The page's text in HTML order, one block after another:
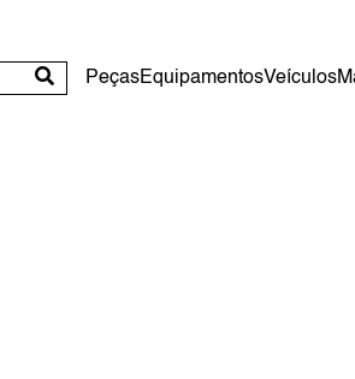
PeçasEquipamentosVeículos